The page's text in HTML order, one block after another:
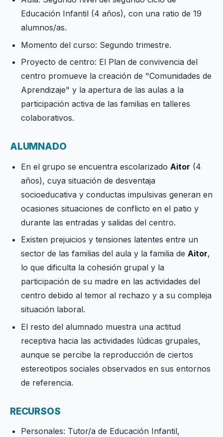
Educación Infantil (4 años), con una ratio de 19
alumnos/as.
Momento del curso: Segundo trimestre.
Proyecto de centro: El Plan de convivencia del
centro promueve la creación de "Comunidades de
Aprendizaje" y la apertura de las aulas a la
participación activa de las familias en talleres
colaborativos.
ALUMNADO
En el grupo se encuentra escolarizado Aitor (4
años), cuya situación de desventaja
socioeducativa y conductas impulsivas generan en
ocasiones situaciones de conflicto en el patio y
durante las entradas y salidas del centro.
Existen prejuicios y tensiones latentes entre un
sector de las familias del aula y la familia deAitor,
lo que dificulta la cohesión grupal y la
participación de su madre en las actividades del
centro debido al temor al rechazo y a su compleja
situación laboral.
El resto del alumnado muestra una actitud
receptiva hacia las actividades lúdicas grupales,
aunque se percibe la reproducción de ciertos
estereotipos sociales observados en sus entornos
de referencia.
RECURSOS
Personales: Tutor/a de Educación Infantil,